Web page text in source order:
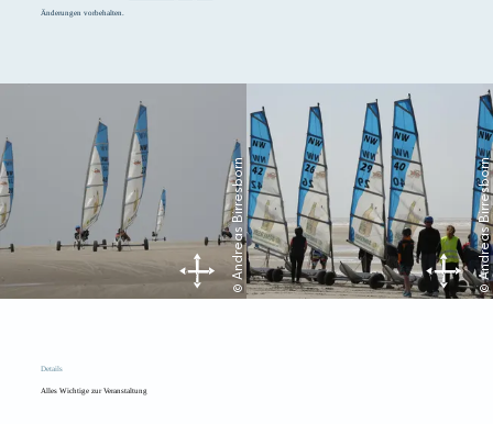
Änderungen vorbehalten.
© Andreas Birresborn © Andreas Birresborn
Details
Alles Wichtige zur Veranstaltung